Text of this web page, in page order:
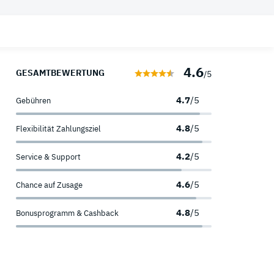
Kredit für Selbstständige
Wann werden Kreditkarten abgerechnet?
Was ist eine Kreditkartenkennung?
GESAMTBEWERTUNG 4.6/5
Gebühren 4.7/5
Flexibilität Zahlungsziel 4.8/5
Service & Support 4.2/5
Chance auf Zusage 4.6/5
Bonusprogramm & Cashback 4.8/5